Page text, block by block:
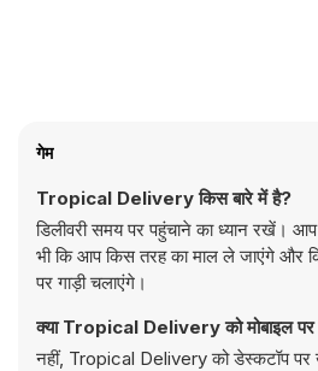
गेम
Tropical Delivery किस बारे में है?
डिलीवरी समय पर पहुंचाने का ध्यान रखें।
भी कि आप किस तरह का माल ले जाएंगे और
पर गाड़ी चलाएंगे।
क्या Tropical Delivery को मोबाइल
नहीं, Tropical Delivery को डेस्कटॉप पर